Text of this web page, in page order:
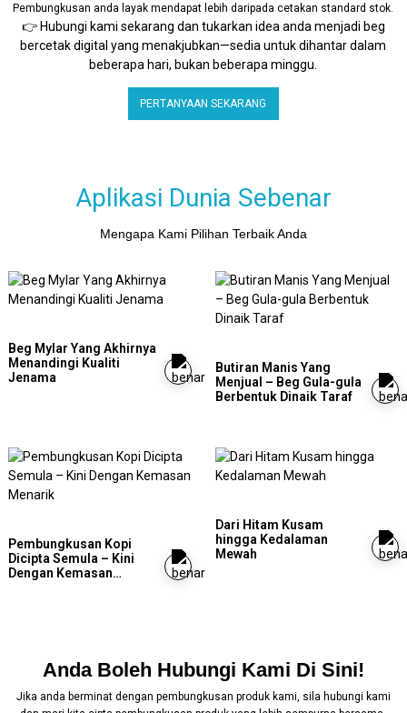
Pembungkusan anda layak mendapat lebih daripada cetakan standard stok.
👉 Hubungi kami sekarang dan tukarkan idea anda menjadi beg
bercetak digital yang menakjubkan—sedia untuk dihantar dalam
beberapa hari, bukan beberapa minggu.
PERTANYAAN SEKARANG
Aplikasi Dunia Sebenar
Mengapa Kami Pilihan Terbaik Anda
Beg Mylar Yang Akhirnya
Menandingi Kualiti
Jenama
Butiran Manis Yang
Menjual – Beg Gula-gula
Berbentuk Dinaik Taraf
Pembungkusan Kopi
Dicipta Semula – Kini
Dengan Kemasan
Dari Hitam Kusam
hingga Kedalaman
Mewah
Anda Boleh Hubungi Kami Di Sini!
Jika anda berminat dengan pembungkusan produk kami, sila hubungi kami